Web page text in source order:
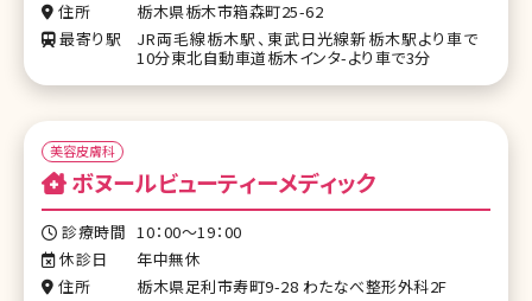
住所
栃木県栃木市箱森町25-62
最寄り駅
JR両毛線栃木駅、東武日光線新栃木駅より車で
10分東北自動車道栃木インタ-より車で3分
美容皮膚科
ボヌールビューティーメディック
診療時間 10：00～19：00
休診日
年中無休
住所
栃木県足利市寿町9-28 わたなべ整形外科2F